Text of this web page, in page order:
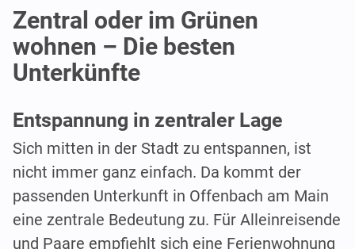
Zentral oder im Grünen
wohnen – Die besten
Unterkünfte
Entspannung in zentraler Lage
Sich mitten in der Stadt zu entspannen, ist
nicht immer ganz einfach. Da kommt der
passenden Unterkunft in Offenbach am Main
eine zentrale Bedeutung zu. Für Alleinreisende
und Paare empfiehlt sich eine Ferienwohnung